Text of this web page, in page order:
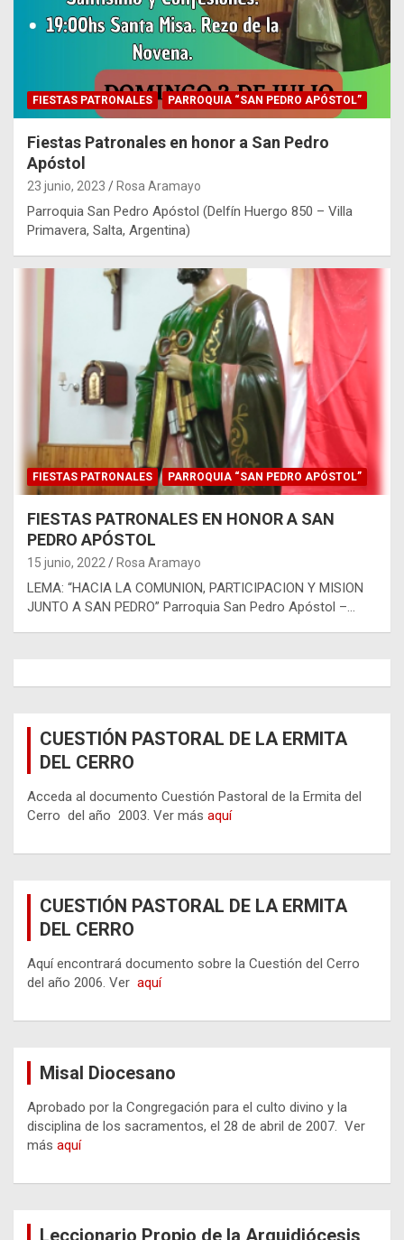
FIESTAS PATRONALES PARROQUIA “SAN PEDRO APÓSTOL”
Fiestas Patronales en honor a San Pedro
Apóstol
23 junio, 2023 Rosa Aramayo
Parroquia San Pedro Apóstol (Delfín Huergo 850 – Villa
Primavera, Salta, Argentina)
FIESTAS PATRONALES PARROQUIA “SAN PEDRO APÓSTOL”
FIESTAS PATRONALES EN HONOR A SAN
PEDRO APÓSTOL
15 junio, 2022 Rosa Aramayo
LEMA: “HACIA LA COMUNION, PARTICIPACION Y MISION
JUNTO A SAN PEDRO” Parroquia San Pedro Apóstol –…
CUESTIÓN PASTORAL DE LA ERMITA
DEL CERRO
Acceda al documento Cuestión Pastoral de la Ermita del
Cerro del año 2003. Ver más aquí
CUESTIÓN PASTORAL DE LA ERMITA
DEL CERRO
Aquí encontrará documento sobre la Cuestión del Cerro
del año 2006. Ver aquí
Misal Diocesano
Aprobado por la Congregación para el culto divino y la
disciplina de los sacramentos, el 28 de abril de 2007. Ver
más aquí
Leccionario Propio de la Arquidiócesis